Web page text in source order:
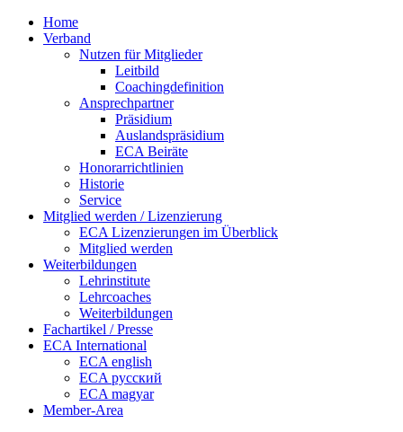
Home
Verband
Nutzen für Mitglieder
Leitbild
Coachingdefinition
Ansprechpartner
Präsidium
Auslandspräsidium
ECA Beiräte
Honorarrichtlinien
Historie
Service
Mitglied werden / Lizenzierung
ECA Lizenzierungen im Überblick
Mitglied werden
Weiterbildungen
Lehrinstitute
Lehrcoaches
Weiterbildungen
Fachartikel / Presse
ECA International
ECA english
ECA русский
ECA magyar
Member-Area